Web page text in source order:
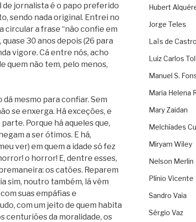
de jornalista é o papo preferido
sendo nada original. Entrei no
circular a frase “não confie em
30 anos depois (26 para
vigore. Cá entre nós, acho
quem não tem, pelo menos,
mesmo para confiar. Sem
se enxerga. Há exceções, e
Porque há aqueles que,
a ser ótimos. E há,
ver) em quem a idade só fez
o horror! E, dentre esses,
os catões. Reparem
sim, noutro também, lá vêm
suas empáfias e
com um jeito de quem habita
centuriões da moralidade, os
Hubert
Jorge Teles
Laïs de Castro
Luiz Carlos
Manuel S.
Maria Helena
Mary Zaidan
Melchíades
Miryam Wiley
Nelson Merlin
Plínio Vicente
Sandro Vaia
Sérgio Vaz